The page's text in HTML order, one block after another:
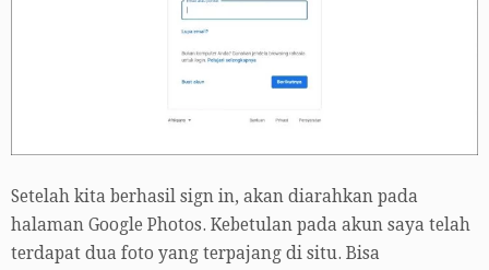
Setelah kita berhasil sign in, akan diarahkan pada
halaman Google Photos. Kebetulan pada akun saya telah
terdapat dua foto yang terpajang di situ. Bisa